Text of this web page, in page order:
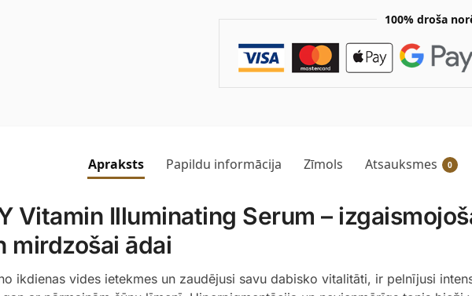
100% droša
Apraksts Papildu informācija Zīmols Atsauksmes 0
Vitamin Illuminating Serum –
mirdzošai ādai
ikdienas vides ietekmes un zaudējusi savu dabisko vitalitāti, ir pelnījusi